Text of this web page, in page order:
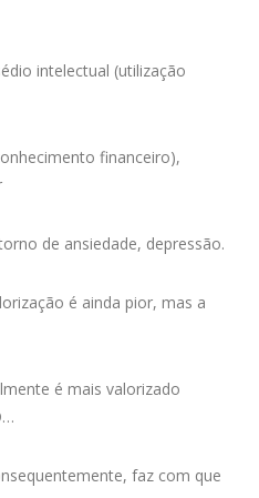
intelectual (utilização
financeiro),
de ansiedade, depressão.
é ainda pior, mas a
é mais valorizado
faz com que